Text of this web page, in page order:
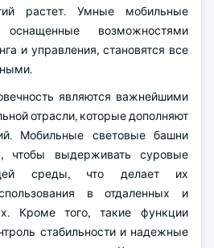
растет. Умные мобильные
возможностями
и управления, становятся все
являются важнейшими
отрасли, которые дополняют
Мобильные световые башни
чтобы выдерживать суровые
среды, что делает их
в отдаленных и
Кроме того, такие функции
стабильности и надежные